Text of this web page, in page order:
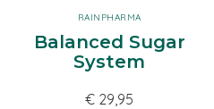
RAINPHARMA
Balanced Sugar
System
€ 29,95